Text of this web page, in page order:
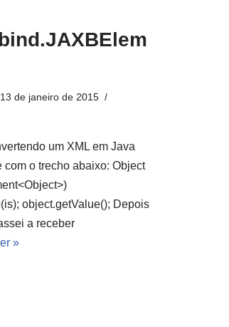
13 de janeiro de 2015
um XML em Java
com o trecho abaixo: Object
object.getValue(); Depois
a receber
»